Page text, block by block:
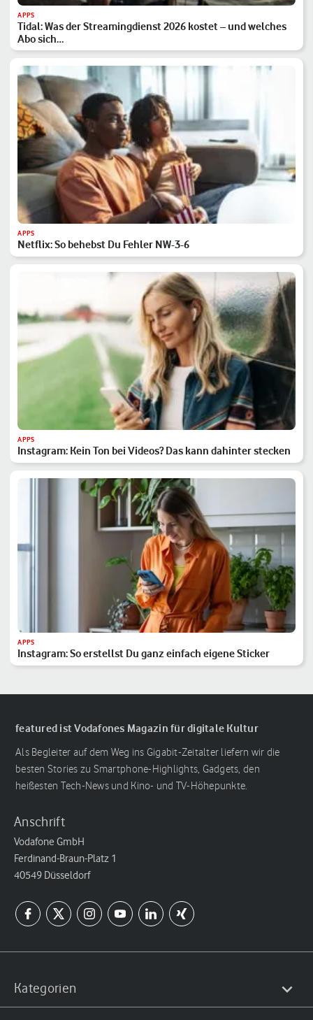
APPS
Tidal: Was der Streamingdienst 2026 kostet – und welches
Abo sich…
APPS
Netflix: So behebst Du Fehler NW-3-6
APPS
Instagram: Kein Ton bei Videos? Das kann dahinter stecken
APPS
Instagram: So erstellst Du ganz einfach eigene Sticker
featured ist Vodafones Magazin für digitale Kultur
Als Begleiter auf dem Weg ins Gigabit-Zeitalter liefern wir die
besten Stories zu Smartphone-Highlights, Gadgets, den
heißesten Tech-News und Kino- und TV-Höhepunkte.
Anschrift
Vodafone GmbH
Ferdinand-Braun-Platz 1
40549 Düsseldorf
Kategorien